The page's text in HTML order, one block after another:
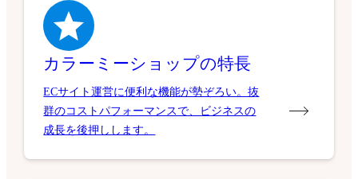
カラーミーショップの特長
ECサイト運営に便利な機能が勢ぞろい。抜
群のコストパフォーマンスで、ビジネスの
成長を後押しします。